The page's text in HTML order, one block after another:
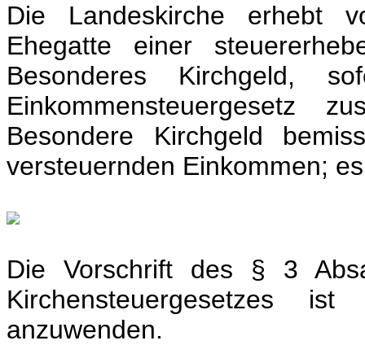
Die Landeskirche erhebt
Ehegatte einer
Besonderes Kirchgeld,
Einkommensteuergesetz
Besondere Kirchgeld
versteuernden Einkommen;
Die Vorschrift des § 3
Kirchensteuergesetzes
anzuwenden.